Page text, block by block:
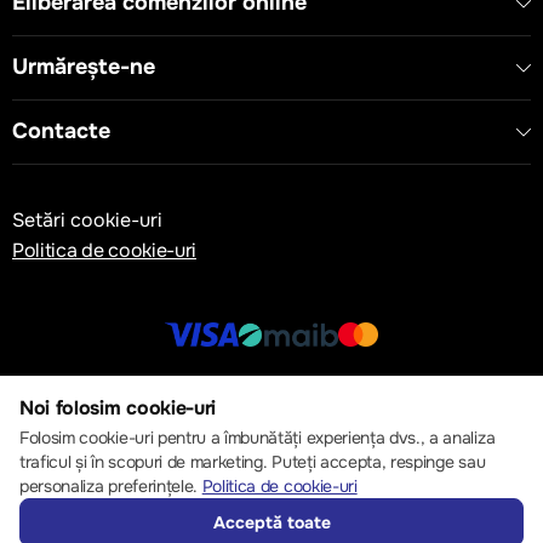
Urmărește-ne
Contacte
Setări cookie-uri
Politica de cookie-uri
© 2013 – 2026 ECOM
Noi folosim cookie-uri
Folosim cookie-uri pentru a îmbunătăți experiența dvs., a analiza
traficul și în scopuri de marketing. Puteți accepta, respinge sau
personaliza preferințele. Politica de cookie-uri
Acceptă toate